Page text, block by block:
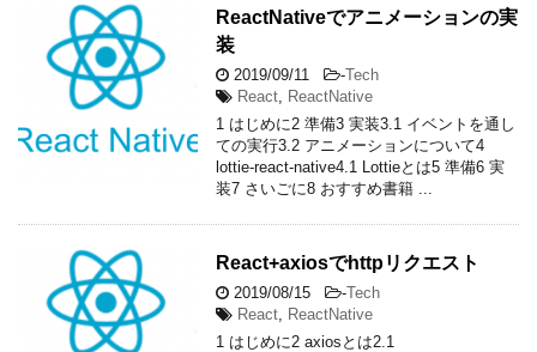
ReactNativeでアニメーションの実
装
2019/09/11 -Tech
React ReactNative
1 はじめに2 準備3 実装3.1 イベントを通し
ての実行3.2 アニメーションについて4
lottie-react-native4.1 Lottieとは5 準備6 実
装7 さいごに8 おすすめ書籍 ...
React+axiosでhttpリクエスト
2019/08/15 -Tech
React ReactNative
1 はじめに2 axiosとは2.1